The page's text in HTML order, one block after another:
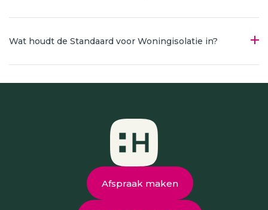
Wat houdt de Standaard voor Woningisolatie in?
Afspraak maken